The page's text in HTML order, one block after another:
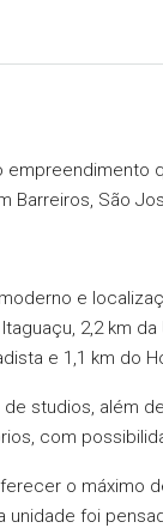
empreendimento
Barreiros, São
e
2,2 km da
e 1,1 km do
studios, além
com
o máximo
unidade foi